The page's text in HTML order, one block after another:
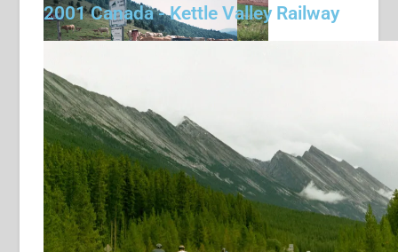
2001 Canada - Kettle Valley Railway